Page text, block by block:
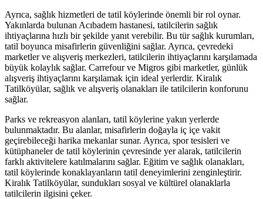
Ayrıca, sağlık hizmetleri de tatil köylerinde önemli bir rol oynar.
Yakınlarda bulunan Acıbadem hastanesi, tatilcilerin sağlık
ihtiyaçlarına hızlı bir şekilde yanıt verebilir. Bu tür sağlık kurumları,
tatil boyunca misafirlerin güvenliğini sağlar. Ayrıca, çevredeki
marketler ve alışveriş merkezleri, tatilcilerin ihtiyaçlarını karşılamada
büyük kolaylık sağlar. Carrefour ve Migros gibi marketler, günlük
alışveriş ihtiyaçlarını karşılamak için ideal yerlerdir. Kiralık
Tatilköyülar, sağlık ve alışveriş olanakları ile tatilcilerin konforunu
sağlar.
Parks ve rekreasyon alanları, tatil köylerine yakın yerlerde
bulunmaktadır. Bu alanlar, misafirlerin doğayla iç içe vakit
geçirebileceği harika mekanlar sunar. Ayrıca, spor tesisleri ve
kütüphaneler de tatil köylerinin çevresinde yer alarak, tatilcilerin
farklı aktivitelere katılmalarını sağlar. Eğitim ve sağlık olanakları,
tatil köylerinde konaklayanların tatil deneyimlerini zenginleştirir.
Kiralık Tatilköyülar, sundukları sosyal ve kültürel olanaklarla
tatilcilerin ilgisini çeker.